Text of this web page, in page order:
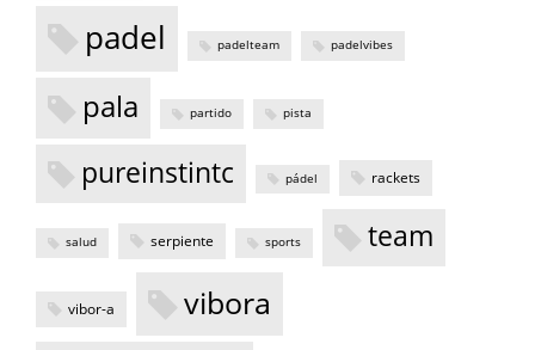
padel padelteam padelvibes
pala partido pista
pureinstintc pádel rackets
salud serpiente sports team
vibor-a vibora